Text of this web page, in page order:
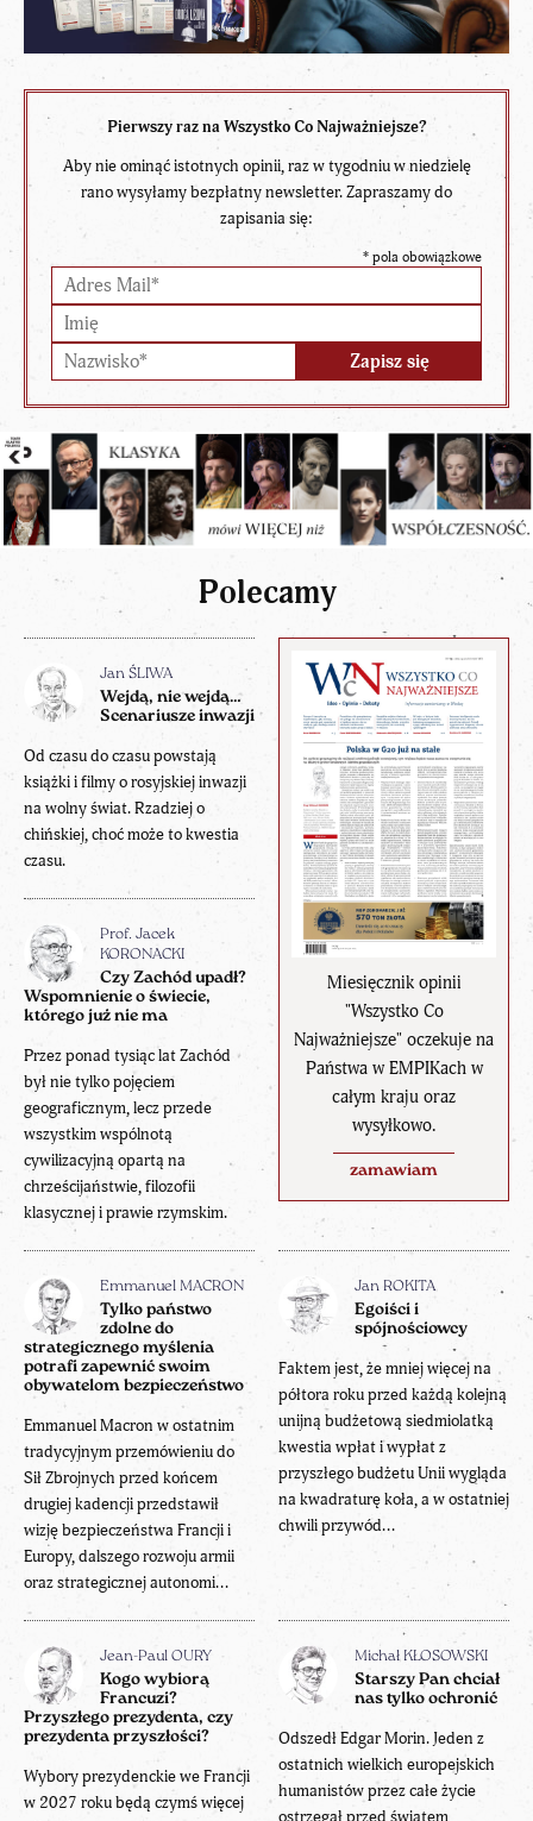
Pierwszy raz na Wszystko Co Najważniejsze?
Aby nie ominąć istotnych opinii, raz w tygodniu w niedzielę
rano wysyłamy bezpłatny newsletter. Zapraszamy do
zapisania się:
* pola obowiązkowe
Polecamy
Miesięcznik opinii
"Wszystko Co
Najważniejsze" oczekuje na
Państwa w EMPIKach w
całym kraju oraz
wysyłkowo.
zamawiam
Jan ŚLIWA
Wejdą, nie wejdą…
Scenariusze inwazji
Od czasu do czasu powstają
książki i filmy o rosyjskiej inwazji
na wolny świat. Rzadziej o
chińskiej, choć może to kwestia
czasu.
Prof. Jacek
KORONACKI
Czy Zachód upadł?
Wspomnienie o świecie,
którego już nie ma
Przez ponad tysiąc lat Zachód
był nie tylko pojęciem
geograficznym, lecz przede
wszystkim wspólnotą
cywilizacyjną opartą na
chrześcijaństwie, filozofii
klasycznej i prawie rzymskim.
Emmanuel MACRON
Tylko państwo
zdolne do
strategicznego myślenia
potrafi zapewnić swoim
obywatelom bezpieczeństwo
Emmanuel Macron w ostatnim
tradycyjnym przemówieniu do
Sił Zbrojnych przed końcem
drugiej kadencji przedstawił
wizję bezpieczeństwa Francji i
Europy, dalszego rozwoju armii
oraz strategicznej autonomi...
Jan ROKITA
Egoiści i
spójnościowcy
Faktem jest, że mniej więcej na
półtora roku przed każdą kolejną
unijną budżetową siedmiolatką
kwestia wpłat i wypłat z
przyszłego budżetu Unii wygląda
na kwadraturę koła, a w ostatniej
chwili przywód...
Jean-Paul OURY
Kogo wybiorą
Francuzi?
Przyszłego prezydenta, czy
prezydenta przyszłości?
Wybory prezydenckie we Francji
w 2027 roku będą czymś więcej
Michał KŁOSOWSKI
Starszy Pan chciał
nas tylko ochronić
Odszedł Edgar Morin. Jeden z
ostatnich wielkich europejskich
humanistów przez całe życie
ostrzegał przed światem